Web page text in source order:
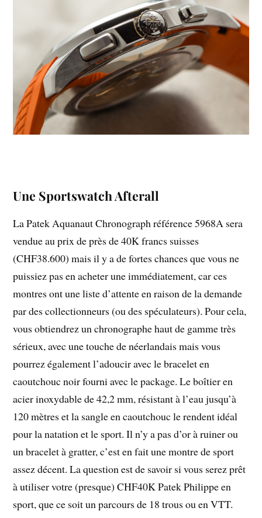
Une Sportswatch Afterall
La Patek Aquanaut Chronograph référence 5968A sera
vendue au prix de près de 40K francs suisses
(CHF38.600) mais il y a de fortes chances que vous ne
puissiez pas en acheter une immédiatement, car ces
montres ont une liste d’attente en raison de la demande
par des collectionneurs (ou des spéculateurs). Pour cela,
vous obtiendrez un chronographe haut de gamme très
sérieux, avec une touche de néerlandais mais vous
pourrez également l’adoucir avec le bracelet en
caoutchouc noir fourni avec le package. Le boîtier en
acier inoxydable de 42,2 mm, résistant à l’eau jusqu’à
120 mètres et la sangle en caoutchouc le rendent idéal
pour la natation et le sport. Il n’y a pas d’or à ruiner ou
un bracelet à gratter, c’est en fait une montre de sport
assez décent. La question est de savoir si vous serez prêt
à utiliser votre (presque) CHF40K Patek Philippe en
sport, que ce soit un parcours de 18 trous ou en VTT.